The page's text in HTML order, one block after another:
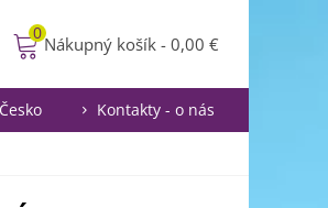
0
Nákupný košík - 0,00 €
Česko Kontakty - o nás